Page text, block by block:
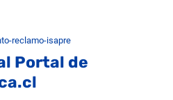
reclamo-isapre
Portal de